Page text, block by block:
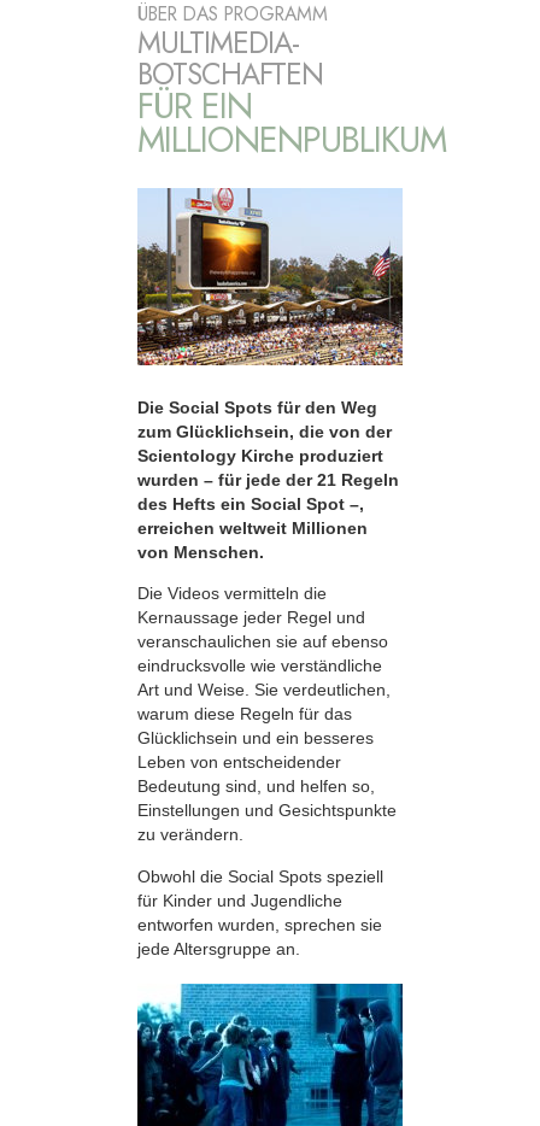
ÜBER DAS PROGRAMM
MULTIMEDIA-
BOTSCHAFTEN
FÜR EIN
MILLIONENPUBLIKUM
Die Social Spots für den Weg
zum Glücklichsein, die von der
Scientology Kirche produziert
wurden – für jede der 21 Regeln
des Hefts ein Social Spot –,
erreichen weltweit Millionen
von Menschen.
Die Videos vermitteln die
Kernaussage jeder Regel und
veranschaulichen sie auf ebenso
eindrucksvolle wie verständliche
Art und Weise. Sie verdeutlichen,
warum diese Regeln für das
Glücklichsein und ein besseres
Leben von entscheidender
Bedeutung sind, und helfen so,
Einstellungen und Gesichtspunkte
zu verändern.
Obwohl die Social Spots speziell
für Kinder und Jugendliche
entworfen wurden, sprechen sie
jede Altersgruppe an.